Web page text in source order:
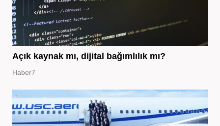
Açık kaynak mı, dijital bağımlılık mı?
Haber7